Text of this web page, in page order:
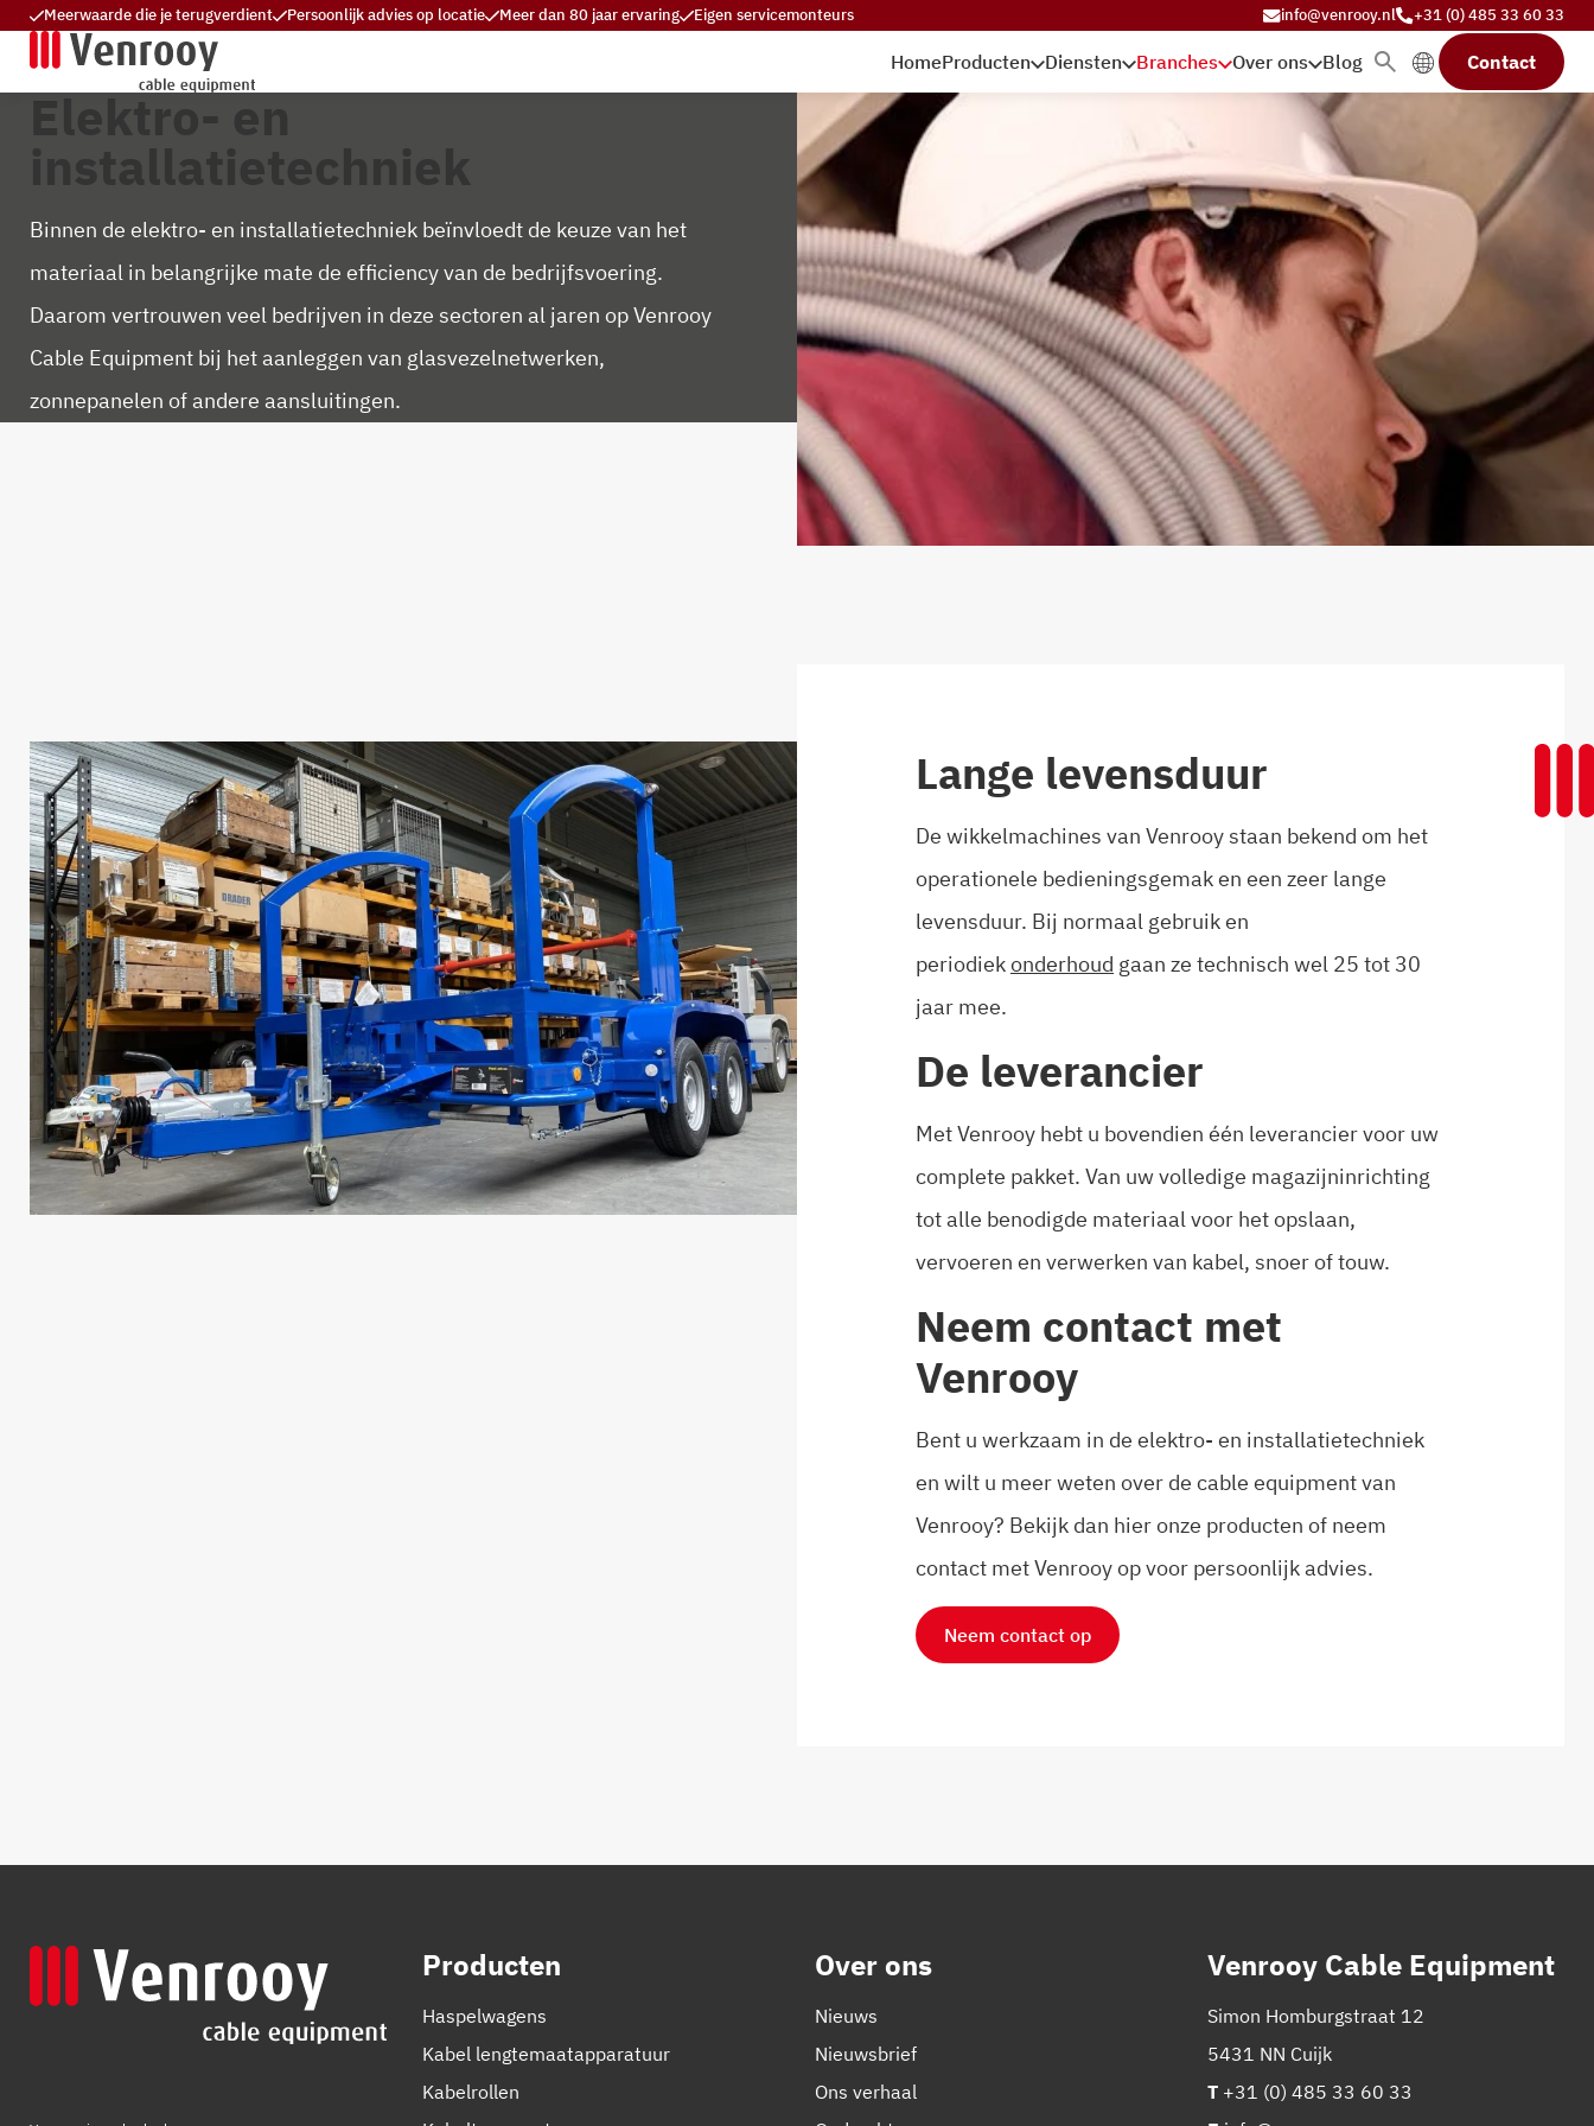
Meerwaarde die je terugverdient Persoonlijk advies op locatie Meer dan 80 jaar ervaring Eigen servicemonteurs info@venrooy.nl +31 (0) 485 33 60 33
HomeProducten Diensten Branches Over ons Blog Contact
Elektro- en
installatietechniek
Binnen de elektro- en installatietechniek beïnvloedt de keuze van het
materiaal in belangrijke mate de efficiency van de bedrijfsvoering.
Daarom vertrouwen veel bedrijven in deze sectoren al jaren op Venrooy
Cable Equipment bij het aanleggen van glasvezelnetwerken,
zonnepanelen of andere aansluitingen.
Lange levensduur
De wikkelmachines van Venrooy staan bekend om het
operationele bedieningsgemak en een zeer lange
levensduur. Bij normaal gebruik en
periodiekonderhoud gaan ze technisch wel 25 tot 30
jaar mee.
De leverancier
Met Venrooy hebt u bovendien één leverancier voor uw
complete pakket. Van uw volledige magazijninrichting
tot alle benodigde materiaal voor het opslaan,
vervoeren en verwerken van kabel, snoer of touw.
Neem contact met
Venrooy
Bent u werkzaam in de elektro- en installatietechniek
en wilt u meer weten over de cable equipment van
Venrooy? Bekijk dan hier onze producten of neem
contact met Venrooy op voor persoonlijk advies.
Neem contact op
Producten
Haspelwagens
Kabel lengtemaatapparatuur
Kabelrollen
Over ons
Nieuws
Nieuwsbrief
Ons verhaal
Venrooy Cable Equipment
Simon Homburgstraat 12
5431 NN Cuijk
T +31 (0) 485 33 60 33